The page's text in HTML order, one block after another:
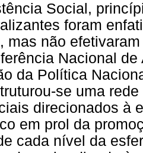
Social,
foram
mas não
Nacional
da Política
se uma
direcionados à
em prol da
cada nível da